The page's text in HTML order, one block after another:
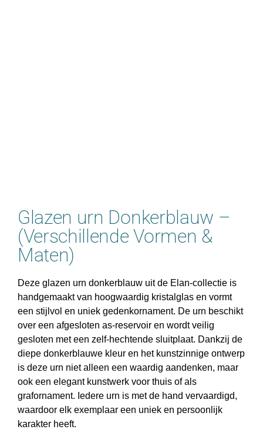
Glazen urn Donkerblauw –
(Verschillende Vormen &
Maten)
Deze glazen urn donkerblauw uit de Elan-collectie is
handgemaakt van hoogwaardig kristalglas en vormt
een stijlvol en uniek gedenkornament. De urn beschikt
over een afgesloten as-reservoir en wordt veilig
gesloten met een zelf-hechtende sluitplaat. Dankzij de
diepe donkerblauwe kleur en het kunstzinnige ontwerp
is deze urn niet alleen een waardig aandenken, maar
ook een elegant kunstwerk voor thuis of als
grafornament. Iedere urn is met de hand vervaardigd,
waardoor elk exemplaar een uniek en persoonlijk
karakter heeft.